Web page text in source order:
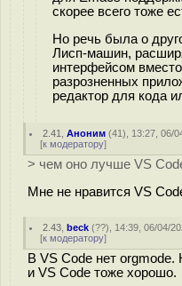
скорее всего тоже
Но речь была о
Лисп-машин,
интерфейсом
разрозненных
редактор для кода
2.41 ,Аноним (41), 13:27, 06/
[к модератору]
> чем оно лучше VS
Мне не нравится VS
2.43 ,beck (??), 14:39, 06/04/
[к модератору]
В VS Code нет orgmode.
и VS Code тоже хорошо.